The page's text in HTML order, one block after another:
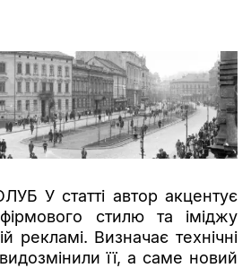
У статті автор акцентує
стилю та іміджу
рекламі. Визначає технічні
її, а саме новий